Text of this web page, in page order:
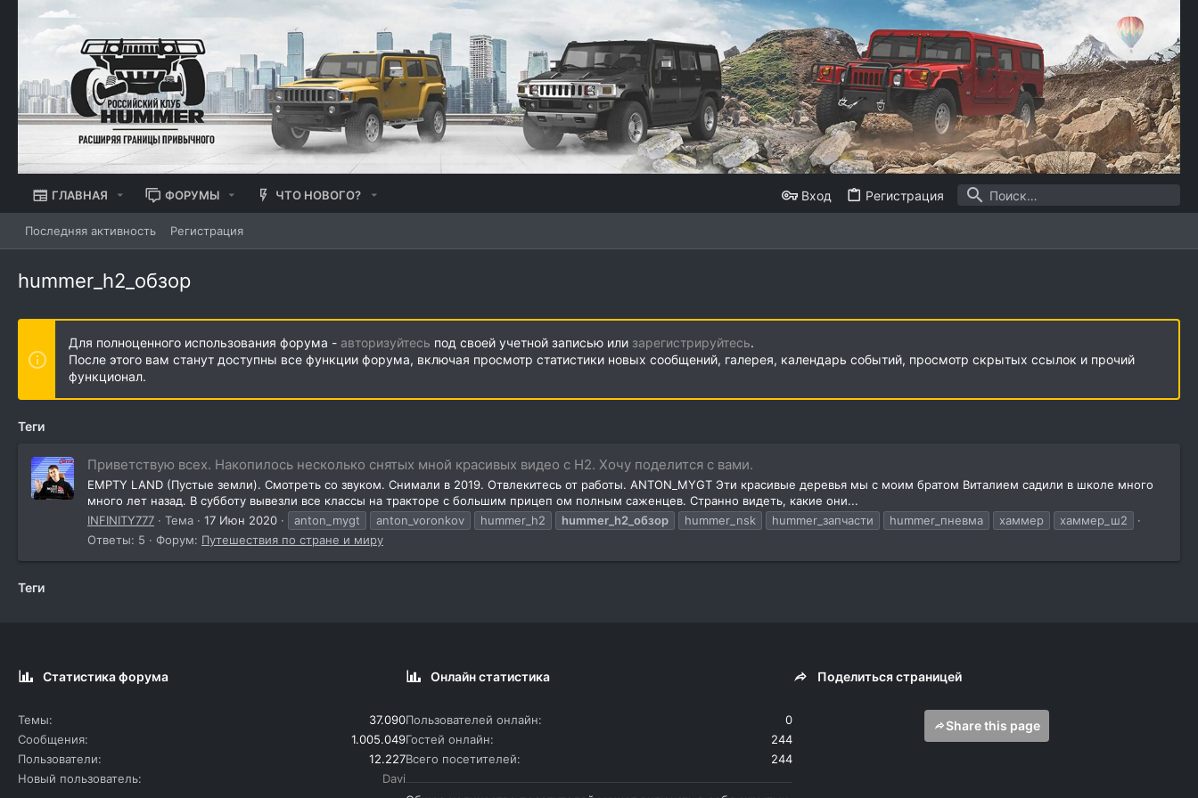
ГЛАВНАЯ ФОРУМЫ ЧТО НОВОГО? Вход Регистрация
Последняя активность Регистрация
hummer_h2_обзор
Для полноценного использования форума - авторизуйтесь под своей учетной записью или зарегистрируйтесь.
После этого вам станут доступны все функции форума, включая просмотр статистики новых сообщений, галерея, календарь событий, просмотр скрытых ссылок и прочий
функционал.
Теги
Приветствую всех. Накопилось несколько снятых мной красивых видео с H2. Хочу поделится с вами.
EMPTY LAND (Пустые земли). Смотреть со звуком. Снимали в 2019. Отвлекитесь от работы. ANTON_MYGT Эти красивые деревья мы с моим братом Виталием садили в школе много
много лет назад. В субботу вывезли все классы на тракторе с большим прицеп ом полным саженцев. Странно видеть, какие они...
INFINITY777
Тема 17 Июн 2020 anton_mygt anton_voronkov hummer_h2 hummer_h2_обзор hummer_nsk hummer_запчасти hummer_пневма хаммер
хаммер_ш2
Ответы: 5
Форум: Путешествия по стране и миру
Теги
Статистика форума
Темы
37.090
Сообщения
1.005.049
Пользователи
12.227
Новый пользователь
Davi
Онлайн статистика
Пользователей онлайн
0
Гостей онлайн
244
Всего посетителей
244
Поделиться страницей
Share this page